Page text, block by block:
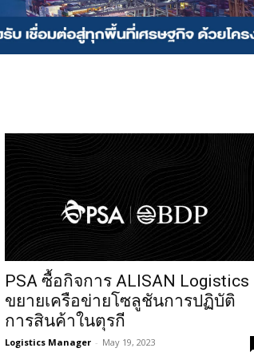
PSA ซื้อกิจการ ALISAN Logistics
ขยายเครือข่ายโซลูชันการปฏิบัติ
การสินค้าในตุรกี
Logistics Manager - May 19, 2023